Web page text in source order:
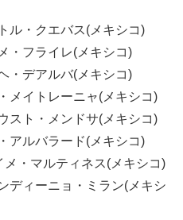
・クエバス(メキシコ)
フライレ(メキシコ)
デアルバ(メキシコ)
イトレーニャ(メキシコ)
ト・メンドサ(メキシコ)
ルバラード(メキシコ)
・マルティネス(メキシコ)
ィーニョ・ミラン(メキシ